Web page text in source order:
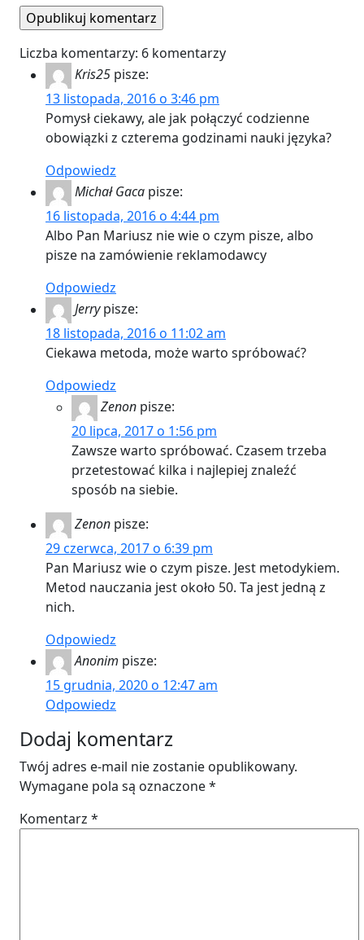
Liczba komentarzy: 6 komentarzy
Kris25 pisze:
13 listopada, 2016 o 3:46 pm
Pomysł ciekawy, ale jak połączyć codzienne
obowiązki z czterema godzinami nauki języka?
Odpowiedz
Michał Gaca pisze:
16 listopada, 2016 o 4:44 pm
Albo Pan Mariusz nie wie o czym pisze, albo
pisze na zamówienie reklamodawcy
Odpowiedz
Jerry pisze:
18 listopada, 2016 o 11:02 am
Ciekawa metoda, może warto spróbować?
Odpowiedz
Zenon pisze:
20 lipca, 2017 o 1:56 pm
Zawsze warto spróbować. Czasem trzeba
przetestować kilka i najlepiej znaleźć
sposób na siebie.
Zenon pisze:
29 czerwca, 2017 o 6:39 pm
Pan Mariusz wie o czym pisze. Jest metodykiem.
Metod nauczania jest około 50. Ta jest jedną z
nich.
Odpowiedz
Anonim pisze:
15 grudnia, 2020 o 12:47 am
Odpowiedz
Dodaj komentarz
Twój adres e-mail nie zostanie opublikowany.
Wymagane pola są oznaczone*
Komentarz *